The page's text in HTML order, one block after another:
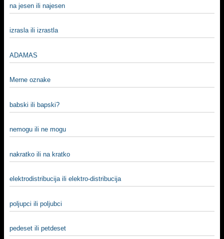
na jesen ili najesen
izrasla ili izrastla
ADAMAS
Merne oznake
babski ili bapski?
nemogu ili ne mogu
nakratko ili na kratko
elektrodistribucija ili elektro-distribucija
poljupci ili poljubci
pedeset ili petdeset